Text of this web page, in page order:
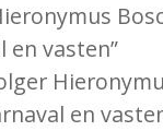
en vasten”
en